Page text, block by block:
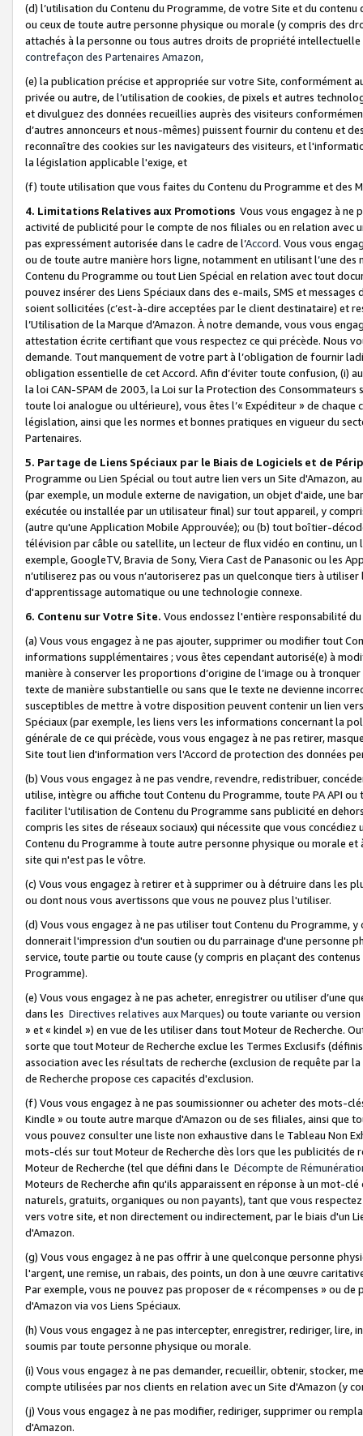
(d) l’utilisation du Contenu du Programme, de votre Site et du
ou ceux de toute autre personne physique ou morale (y compris des
attachés à la personne ou tous autres droits de propriété
contrefaçon des Partenaires Amazon,
(e) la publication précise et appropriée sur votre Site, conformément
privée ou autre, de l’utilisation de cookies, de pixels et autres
et divulguez des données recueillies auprès des visiteurs
d’autres annonceurs et nous-mêmes) puissent fournir du contenu et
reconnaître des cookies sur les navigateurs des visiteurs, et
la législation applicable l'exige, et
(f) toute utilisation que vous faites du Contenu du Programme et des
4. Limitations Relatives aux Promotions Vous vous engagez à ne
activité de publicité pour le compte de nos filiales ou en relation avec
pas expressément autorisée dans le cadre de l’Accord. Vous vous
ou de toute autre manière hors ligne, notamment en utilisant l’une
Contenu du Programme ou tout Lien Spécial en relation avec tout
pouvez insérer des Liens Spéciaux dans des e-mails, SMS et
soient sollicitées (c’est-à-dire acceptées par le client destinataire) et
l’Utilisation de la Marque d’Amazon. À notre demande, vous vous
attestation écrite certifiant que vous respectez ce qui précède. Nous
demande. Tout manquement de votre part à l’obligation de fournir
obligation essentielle de cet Accord. Afin d’éviter toute confusion, (i)
la loi CAN-SPAM de 2003, la Loi sur la Protection des
toute loi analogue ou ultérieure), vous êtes l’« Expéditeur » de
législation, ainsi que les normes et bonnes pratiques en vigueur du
Partenaires.
5. Partage de Liens Spéciaux par le Biais de Logiciels et de
Programme ou Lien Spécial ou tout autre lien vers un Site d'Amazon,
(par exemple, un module externe de navigation, un objet d'aide, une
exécutée ou installée par un utilisateur final) sur tout appareil, y
(autre qu'une Application Mobile Approuvée); ou (b) tout boîtier-
télévision par câble ou satellite, un lecteur de flux vidéo en continu,
exemple, GoogleTV, Bravia de Sony, Viera Cast de Panasonic ou les
n’utiliserez pas ou vous n’autoriserez pas un quelconque tiers à
d'apprentissage automatique ou une technologie connexe.
6. Contenu sur Votre Site. Vous endossez l'entière responsabilité
(a) Vous vous engagez à ne pas ajouter, supprimer ou modifier tout
informations supplémentaires ; vous êtes cependant autorisé(e) à
manière à conserver les proportions d’origine de l’image ou à
texte de manière substantielle ou sans que le texte ne devienne
susceptibles de mettre à votre disposition peuvent contenir un lien
Spéciaux (par exemple, les liens vers les informations concernant la
générale de ce qui précède, vous vous engagez à ne pas retirer,
Site tout lien d'information vers l'Accord de protection des données
(b) Vous vous engagez à ne pas vendre, revendre, redistribuer,
utilise, intègre ou affiche tout Contenu du Programme, toute PA API
faciliter l'utilisation de Contenu du Programme sans publicité en
compris les sites de réseaux sociaux) qui nécessite que vous
Contenu du Programme à toute autre personne physique ou morale
site qui n'est pas le vôtre.
(c) Vous vous engagez à retirer et à supprimer ou à détruire dans les
ou dont nous vous avertissons que vous ne pouvez plus l'utiliser.
(d) Vous vous engagez à ne pas utiliser tout Contenu du Programme,
donnerait l'impression d'un soutien ou du parrainage d'une personne
service, toute partie ou toute cause (y compris en plaçant des
Programme).
(e) Vous vous engagez à ne pas acheter, enregistrer ou utiliser d’une
dans les Directives relatives aux Marques) ou toute variante ou
» et « kindel ») en vue de les utiliser dans tout Moteur de Recherche.
sorte que tout Moteur de Recherche exclue les Termes Exclusifs
association avec les résultats de recherche (exclusion de requête
de Recherche propose ces capacités d'exclusion.
(f) Vous vous engagez à ne pas soumissionner ou acheter des mots-
Kindle » ou toute autre marque d'Amazon ou de ses filiales, ainsi que
vous pouvez consulter une liste non exhaustive dans le Tableau Non
mots-clés sur tout Moteur de Recherche dès lors que les publicités de
Moteur de Recherche (tel que défini dans le Décompte de
Moteurs de Recherche afin qu'ils apparaissent en réponse à un mot-
naturels, gratuits, organiques ou non payants), tant que vous
vers votre site, et non directement ou indirectement, par le biais d'un
d'Amazon.
(g) Vous vous engagez à ne pas offrir à une quelconque personne
l'argent, une remise, un rabais, des points, un don à une œuvre
Par exemple, vous ne pouvez pas proposer de « récompenses » ou
d'Amazon via vos Liens Spéciaux.
(h) Vous vous engagez à ne pas intercepter, enregistrer, rediriger,
soumis par toute personne physique ou morale.
(i) Vous vous engagez à ne pas demander, recueillir, obtenir, stocker,
compte utilisées par nos clients en relation avec un Site d'Amazon (y
(j) Vous vous engagez à ne pas modifier, rediriger, supprimer ou
d'Amazon.